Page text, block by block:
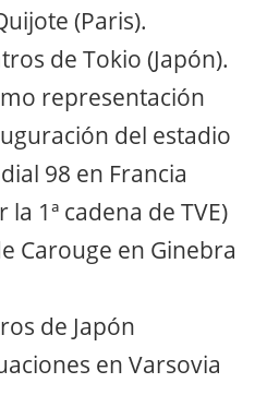
(Paris).
de Tokio (Japón).
representación
del estadio
98 en Francia
1ª cadena de TVE)
Carouge en Ginebra
de Japón
en Varsovia